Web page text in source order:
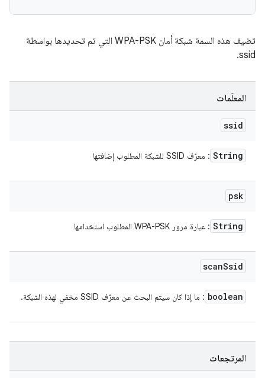
تضيف هذه السمة شبكة أمان WPA-PSK التي تم تحديدها بواسطة
ssid.
المعلَمات
ssid
String : معرّف SSID للشبكة المطلوب إضافتها
psk
String : عبارة مرور WPA-PSK المطلوب استخدامها
scanSsid
boolean : ما إذا كان سيتم البحث عن معرّف SSID مخفي لهذه الشبكة.
المرتجعات